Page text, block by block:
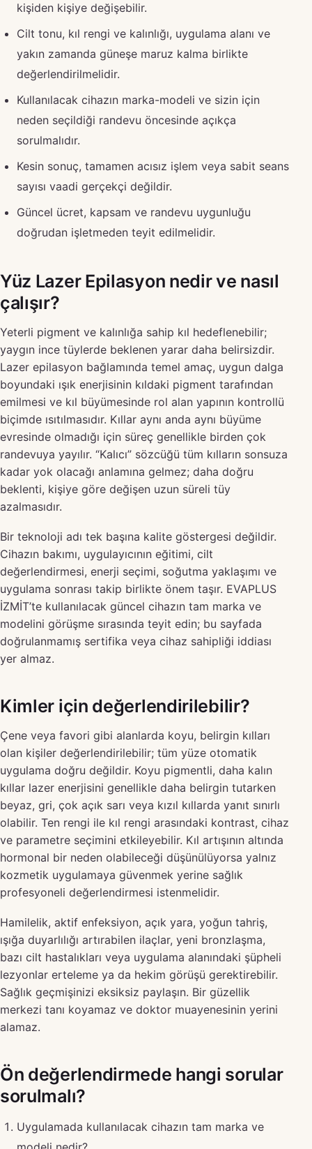
kişiden kişiye değişebilir.
Cilt tonu, kıl rengi ve kalınlığı, uygulama alanı ve
yakın zamanda güneşe maruz kalma birlikte
değerlendirilmelidir.
Kullanılacak cihazın marka-modeli ve sizin için
neden seçildiği randevu öncesinde açıkça
sorulmalıdır.
Kesin sonuç, tamamen acısız işlem veya sabit seans
sayısı vaadi gerçekçi değildir.
Güncel ücret, kapsam ve randevu uygunluğu
doğrudan işletmeden teyit edilmelidir.
Yüz Lazer Epilasyon nedir ve nasıl
çalışır?
Yeterli pigment ve kalınlığa sahip kıl hedeflenebilir;
yaygın ince tüylerde beklenen yarar daha belirsizdir.
Lazer epilasyon bağlamında temel amaç, uygun dalga
boyundaki ışık enerjisinin kıldaki pigment tarafından
emilmesi ve kıl büyümesinde rol alan yapının kontrollü
biçimde ısıtılmasıdır. Kıllar aynı anda aynı büyüme
evresinde olmadığı için süreç genellikle birden çok
randevuya yayılır. “Kalıcı” sözcüğü tüm kılların sonsuza
kadar yok olacağı anlamına gelmez; daha doğru
beklenti, kişiye göre değişen uzun süreli tüy
azalmasıdır.
Bir teknoloji adı tek başına kalite göstergesi değildir.
Cihazın bakımı, uygulayıcının eğitimi, cilt
değerlendirmesi, enerji seçimi, soğutma yaklaşımı ve
uygulama sonrası takip birlikte önem taşır. EVAPLUS
İZMİT’te kullanılacak güncel cihazın tam marka ve
modelini görüşme sırasında teyit edin; bu sayfada
doğrulanmamış sertifika veya cihaz sahipliği iddiası
yer almaz.
Kimler için değerlendirilebilir?
Çene veya favori gibi alanlarda koyu, belirgin kılları
olan kişiler değerlendirilebilir; tüm yüze otomatik
uygulama doğru değildir. Koyu pigmentli, daha kalın
kıllar lazer enerjisini genellikle daha belirgin tutarken
beyaz, gri, çok açık sarı veya kızıl kıllarda yanıt sınırlı
olabilir. Ten rengi ile kıl rengi arasındaki kontrast, cihaz
ve parametre seçimini etkileyebilir. Kıl artışının altında
hormonal bir neden olabileceği düşünülüyorsa yalnız
kozmetik uygulamaya güvenmek yerine sağlık
profesyoneli değerlendirmesi istenmelidir.
Hamilelik, aktif enfeksiyon, açık yara, yoğun tahriş,
ışığa duyarlılığı artırabilen ilaçlar, yeni bronzlaşma,
bazı cilt hastalıkları veya uygulama alanındaki şüpheli
lezyonlar erteleme ya da hekim görüşü gerektirebilir.
Sağlık geçmişinizi eksiksiz paylaşın. Bir güzellik
merkezi tanı koyamaz ve doktor muayenesinin yerini
alamaz.
Ön değerlendirmede hangi sorular
sorulmalı?
Uygulamada kullanılacak cihazın tam marka ve